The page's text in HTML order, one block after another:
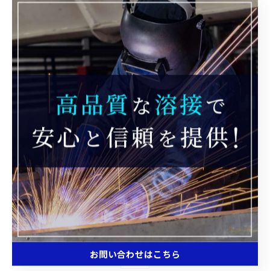
作品作り
時間管理
新しいこと
素敵な一年
< 前のページ 一覧に戻る 次のページ >
関連タグ
#溶接
お問い合わせはこちら